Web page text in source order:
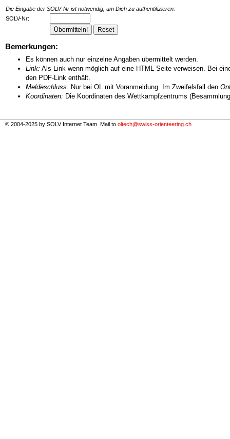
Die Eingabe der SOLV-Nr ist notwendig, um Dich zu authentifizieren:
SOLV-Nr:
Bemerkungen:
Es können auch nur einzelne Angaben übermittelt werden.
Link: Als Link wenn möglich auf eine HTML Seite verweisen. Bei
den PDF-Link enthält.
Meldeschluss: Nur bei OL mit Voranmeldung. Im Zweifelsfall den
Koordinaten: Die Koordinaten des Wettkampfzentrums
© 2004-2025 by SOLV Internet Team. Mail to oltech@swiss-orienteering.ch